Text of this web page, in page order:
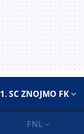
1. SC ZNOJMO FK
FNL